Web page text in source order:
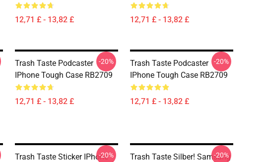
12,71 £ - 13,82 £ 12,71 £ - 13,82 £
Trash Taste Podcaster
IPhone Tough Case RB2709
12,71 £ - 13,82 £
-20%
Trash Taste Podcaster
IPhone Tough Case RB2709
12,71 £ - 13,82 £
-20%
Trash Taste Sticker IPhone
-20%
Trash Taste Silber! Samsung
-20%